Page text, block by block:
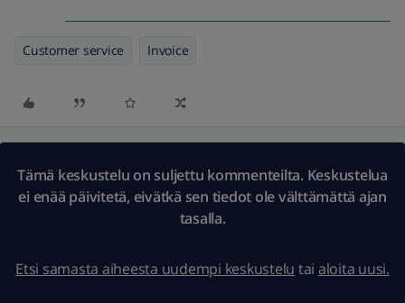
Customer service Invoice
Tämä keskustelu on suljettu kommenteilta. Keskustelua
ei enää päivitetä, eivätkä sen tiedot ole välttämättä ajan
tasalla.
Etsi samasta aiheesta uudempi keskustelu tai aloita uusi.